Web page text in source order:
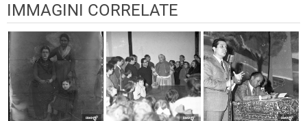
IMMAGINI CORRELATE